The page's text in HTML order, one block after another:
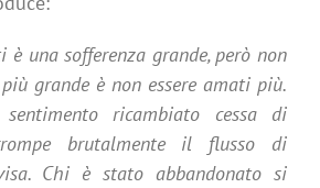
è una sofferenza grande, però non
grande è non essere amati più.
ricambiato cessa di
brutalmente il flusso di
Chi è stato abbandonato si